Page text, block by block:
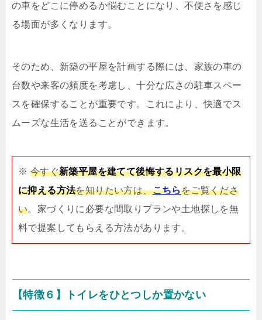
の車をどこに停めるか悩むことになり、不便さを感じ
る場面が多くなります。
そのため、新築の平屋を計画する際には、家族の車の
台数や来客の頻度を考慮し、十分な広さの駐車スペー
スを確保することが重要です。これにより、快適でス
ムーズな生活を送ることができます。
※ 今すぐ新築平屋を建てて後悔するリスクを最小限
に抑える方法を知りたい方は、こちらをご覧くださ
い。家づくりに必要な間取りプランや土地探しを無
料で提案してもらえる方法があります。
【特徴６】トイレをひとつしか置かない